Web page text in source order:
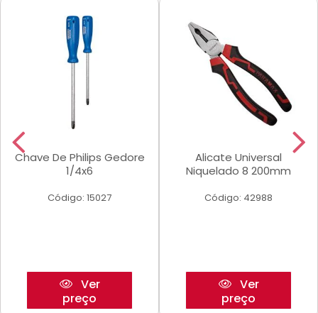
Chave De Philips Gedore
1/4x6
Código: 15027
Ver
preço
Alicate Universal
Niquelado 8 200mm
Código: 42988
Ver
preço